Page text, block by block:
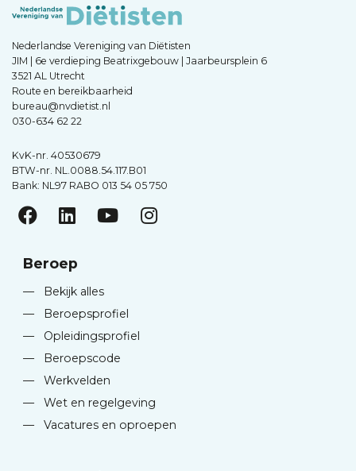
Nederlandse Vereniging van Diëtisten
JIM | 6e verdieping Beatrixgebouw | Jaarbeursplein 6
3521 AL Utrecht
Route en bereikbaarheid
bureau@nvdietist.nl
030-634 62 22
KvK-nr. 40530679
BTW-nr. NL.0088.54.117.B01
Bank: NL97 RABO 013 54 05 750
Beroep
—
Bekijk alles
—
Beroepsprofiel
—
Opleidingsprofiel
—
Beroepscode
—
Werkvelden
—
Wet en regelgeving
—
Vacatures en oproepen